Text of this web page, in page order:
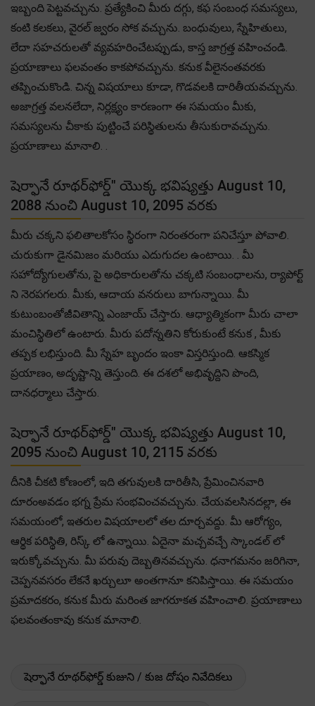
ఇబ్బంది పెట్టవచ్చును. ప్రత్యేకించి మీరు దగ్గు, కఫ సంబంధ సమస్యలు,
కంటి కలకలు, వైరల్ జ్వరం సోక వచ్చును. బంధువులు, స్నేహితులు,
లేదా సహచరులతో వ్యవహరించేటప్పుడు, కాస్త జాగ్రత్త వహించండి.
ప్రయాణాలు ఫలవంతం కాకపోవచ్చును. కనుక వీలైనంతవరకు
తప్పించుకొండి. చిన్న విషయాలు కూడా, గొడవలకి దారితీయవచ్చును.
అజాగ్రత్త వలనలేదా, నిర్లక్ష్యం కారణంగా ఈ సమయం మీకు,
సమస్యలను చీకాకు పుట్టించే పరిస్థితులను తీసుకురావచ్చును.
ప్రయాణాలు మానాలి. .
షెర్ఫానే రూథర్‌ఫోర్డ్" యొక్క భవిష్యత్తు August 10,
2088 నుంచి August 10, 2095 వరకు
మీరు చక్కని ఫలితాలకోసం స్థిరంగా నిరంతరంగా పనిచేస్తూ పోవాలి.
చురుకుగా డైనమిజం మరియు ఎదుగుదల ఉంటాయి. . మీ
సహోద్యోగులతోను, పై అధికారులతోను చక్కటి సంబంధాలను, ర్యాపోర్ట్
ని నెరపగలరు. మీకు, ఆదాయ వనరులు బాగున్నాయి. మీ
కుటుంబంతోజీవితాన్ని ఎంజాయ్ చేస్తారు. ఆధ్యాత్మికంగా మీరు చాలా
మంచిస్థితిలో ఉంటారు. మీరు పదోన్నతిని కోరుకుంటే కనుక , మీకు
తప్పక లభిస్తుంది. మీ స్నేహ బృందం ఇంకా విస్తరిస్తుంది. ఆకస్మిక
ప్రయాణం, అదృష్టాన్ని తెస్తుంది. ఈ దశలో అభివృద్దిని పొంది,
దానధర్మాలు చేస్తారు.
షెర్ఫానే రూథర్‌ఫోర్డ్" యొక్క భవిష్యత్తు August 10,
2095 నుంచి August 10, 2115 వరకు
దీనికి చీకటి కోణంలో, ఇది తగువులకి దారితీసి, ప్రేమించినవారి
దూరంఅవడం భగ్న ప్రేమ సంభవించవచ్చును. చేయవలసినదల్లా, ఈ
సమయంలో, ఇతరుల విషయాలలో తల దూర్చవద్దు. మీ ఆరోగ్యం,
ఆర్థిక పరిస్థితి, రిస్క్ లో ఉన్నాయి. ఏదైనా మచ్చవచ్చే స్కాండల్ లో
ఇరుక్కోవచ్చును. మీ పరువు దెబ్బతినవచ్చును. ధనాగమనం జరిగినా,
చెప్పనవసరం లేకనే ఖర్చులూ అంతగానూ కనిపిస్తాయి. ఈ సమయం
ప్రమాదకరం, కనుక మీరు మరింత జాగరూకత వహించాలి. ప్రయాణాలు
ఫలవంతంకావు కనుక మానాలి.
షెర్ఫానే రూథర్‌ఫోర్డ్ కుజుని / కుజ దోషం నివేదికలు